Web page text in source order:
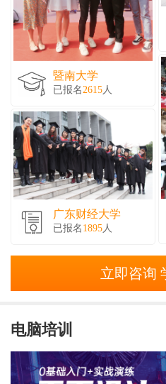
暨南大学
已报名2615人
广东财经大学
已报名 1895人
立即咨询
电脑培训